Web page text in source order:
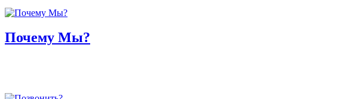
Почему Мы?